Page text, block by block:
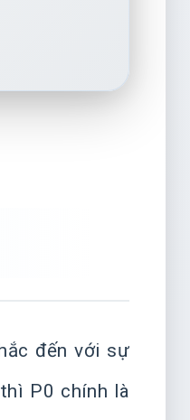
đến với sự
P0 chính là